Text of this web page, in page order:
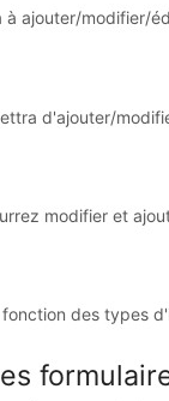
ajouter/modifier/
d'ajouter/
modifier et
des types